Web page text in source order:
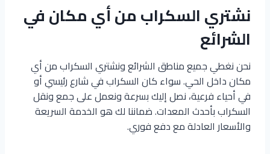
نشتري السكراب من أي مكان في
الشرائع
نحن نغطي جميع مناطق الشرائع ونشتري السكراب من أي
مكان داخل الحي. سواء كان السكراب في شارع رئيسي أو
في أحياء فرعية، نصل إليك بسرعة ونعمل على جمع ونقل
السكراب بأحدث المعدات. ضماننا لك هو الخدمة السريعة
والأسعار العادلة مع دفع فوري.